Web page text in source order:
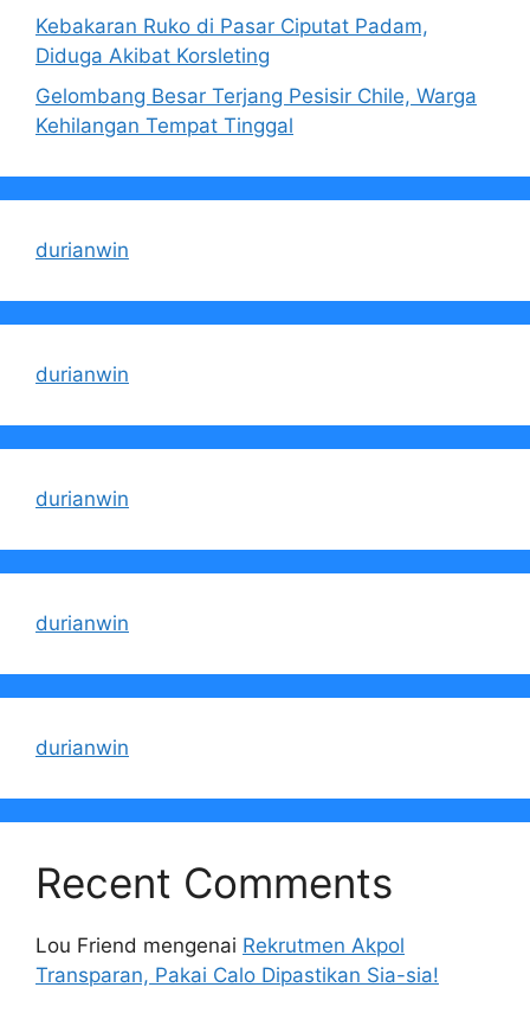
Kebakaran Ruko di Pasar Ciputat Padam,
Diduga Akibat Korsleting
Gelombang Besar Terjang Pesisir Chile, Warga
Kehilangan Tempat Tinggal
durianwin
durianwin
durianwin
durianwin
durianwin
Recent Comments
Lou Friend mengenai Rekrutmen Akpol
Transparan, Pakai Calo Dipastikan Sia-sia!